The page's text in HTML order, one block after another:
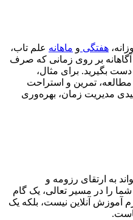
هفتگی و ماهانه علم تاب،
بر روی زمانی که صرف
بگیرید. برای مثال،
تمرین و استراحت
مدیریت زمان، بهره‌وری
به ارتقای رزومه و
را در مسیر تعالی، یک گام
آموزش آنلاین نیست، بلکه یک